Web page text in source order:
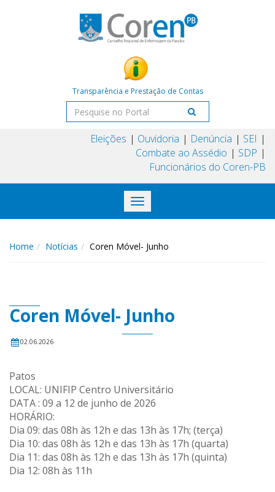
Transparência e Prestação de Contas
Eleições Ouvidoria Denúncia
SEI
Combate ao Assédio
SDP
Funcionários do Coren-PB
Toggle
navigation
Home Notícias Coren Móvel- Junho
Coren Móvel- Junho
02.06.2026
Patos
LOCAL: UNIFIP Centro Universitário
DATA : 09 a 12 de junho de 2026
HORÁRIO:
Dia 09: das 08h às 12h e das 13h às 17h; (terça)
Dia 10: das 08h às 12h e das 13h às 17h (quarta)
Dia 11: das 08h às 12h e das 13h às 17h (quinta)
Dia 12: 08h às 11h